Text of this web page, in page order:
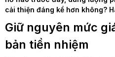
cải thiện đáng kể hơn không?
Giữ nguyên mức
bản tiền nhiệm